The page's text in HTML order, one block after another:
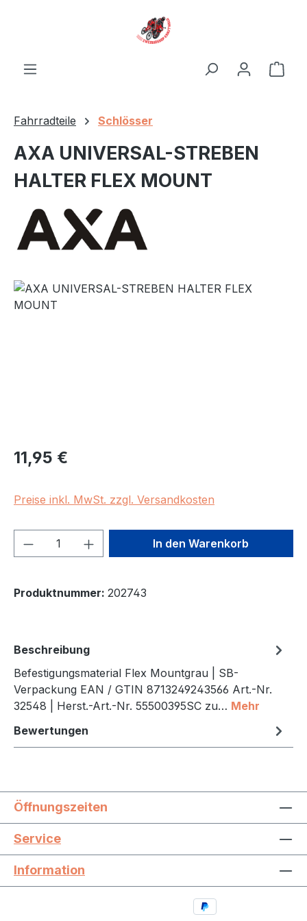
Fahrradteile Schlösser
AXA UNIVERSAL-STREBEN
HALTER FLEX MOUNT
Bildergalerie überspringen
Regulärer Preis:
11,95 €
Preise inkl. MwSt. zzgl. Versandkosten
Produkt Anzahl: Gib denIn den Warenkorb
Produktnummer: 202743
Beschreibung
Befestigungsmaterial Flex Mountgrau | SB-
Verpackung EAN / GTIN 8713249243566 Art.-Nr.
32548 | Herst.-Art.-Nr. 55500395SC zu… Mehr
Bewertungen
Öffnungszeiten
Service
Information